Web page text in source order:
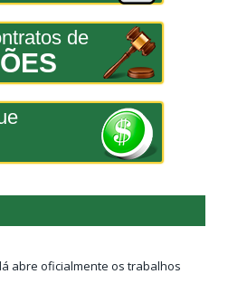
de
abre oficialmente os trabalhos